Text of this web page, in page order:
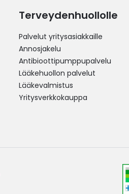
Terveydenhuollolle
Palvelut yritysasiakkaille
Annosjakelu
Antibioottipumppupalvelu
Lääkehuollon palvelut
Lääkevalmistus
Yritysverkkokauppa